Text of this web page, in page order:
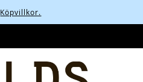
Köpvillkor.